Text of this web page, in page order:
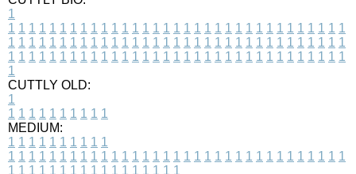
1
1 1 1 1 1 1 1 1 1 1 1 1 1 1 1 1 1 1 1 1 1 1 1 1 1 1 1 1 1 1 1 1 1
1 1 1 1 1 1 1 1 1 1 1 1 1 1 1 1 1 1 1 1 1 1 1 1 1 1 1 1 1 1 1 1 1
1 1 1 1 1 1 1 1 1 1 1 1 1 1 1 1 1 1 1 1 1 1 1 1 1 1 1 1 1 1 1 1 1
1
CUTTLY OLD:
1
1 1 1 1 1 1 1 1 1 1
MEDIUM:
1 1 1 1 1 1 1 1 1 1
1 1 1 1 1 1 1 1 1 1 1 1 1 1 1 1 1 1 1 1 1 1 1 1 1 1 1 1 1 1 1 1 1
1 1 1 1 1 1 1 1 1 1 1 1 1 1 1 1 1